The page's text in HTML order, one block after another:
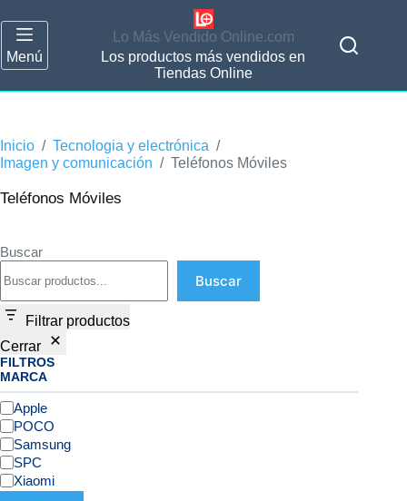
Menú
Lo Más Vendido Online.com
Los productos más vendidos en
Tiendas Online
Inicio / Tecnologia y electrónica /
Imagen y comunicación / Teléfonos Móviles
Teléfonos Móviles
Buscar
Buscar
Filtrar productos
Cerrar
FILTROS
MARCA
Apple
POCO
Samsung
SPC
Xiaomi